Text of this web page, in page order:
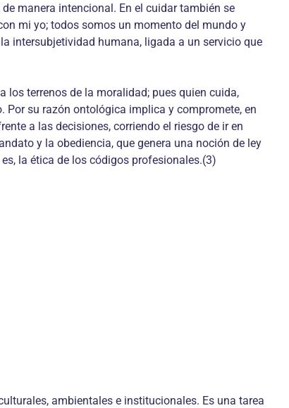
manera intencional. En el cuidar también se
mi yo; todos somos un momento del mundo y
intersubjetividad humana, ligada a un servicio que
terrenos de la moralidad; pues quien cuida,
Por su razón ontológica implica y compromete, en
a las decisiones, corriendo el riesgo de ir en
y la obediencia, que genera una noción de ley
la ética de los códigos profesionales.(3)
ambientales e institucionales. Es una tarea